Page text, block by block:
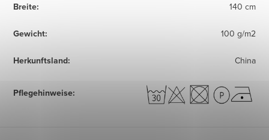
Breite: 140 cm
Gewicht: 100 g/m2
Herkunftsland: China
Pflegehinweise: